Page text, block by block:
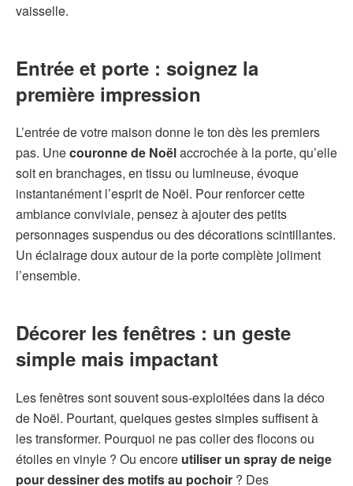
vaisselle.
Entrée et porte : soignez la
première impression
L’entrée de votre maison donne le ton dès les premiers
pas. Unecouronne de Noëlaccrochée à la porte, qu’elle
soit en branchages, en tissu ou lumineuse, évoque
instantanément l’esprit de Noël. Pour renforcer cette
ambiance conviviale, pensez à ajouter des petits
personnages suspendus ou des décorations scintillantes.
Un éclairage doux autour de la porte complète joliment
l’ensemble.
Décorer les fenêtres : un geste
simple mais impactant
Les fenêtres sont souvent sous-exploitées dans la déco
de Noël. Pourtant, quelques gestes simples suffisent à
les transformer. Pourquoi ne pas coller des flocons ou
étoiles en vinyle ? Ou encore utiliser un spray de neige
pour dessiner des motifs au pochoir ? Des